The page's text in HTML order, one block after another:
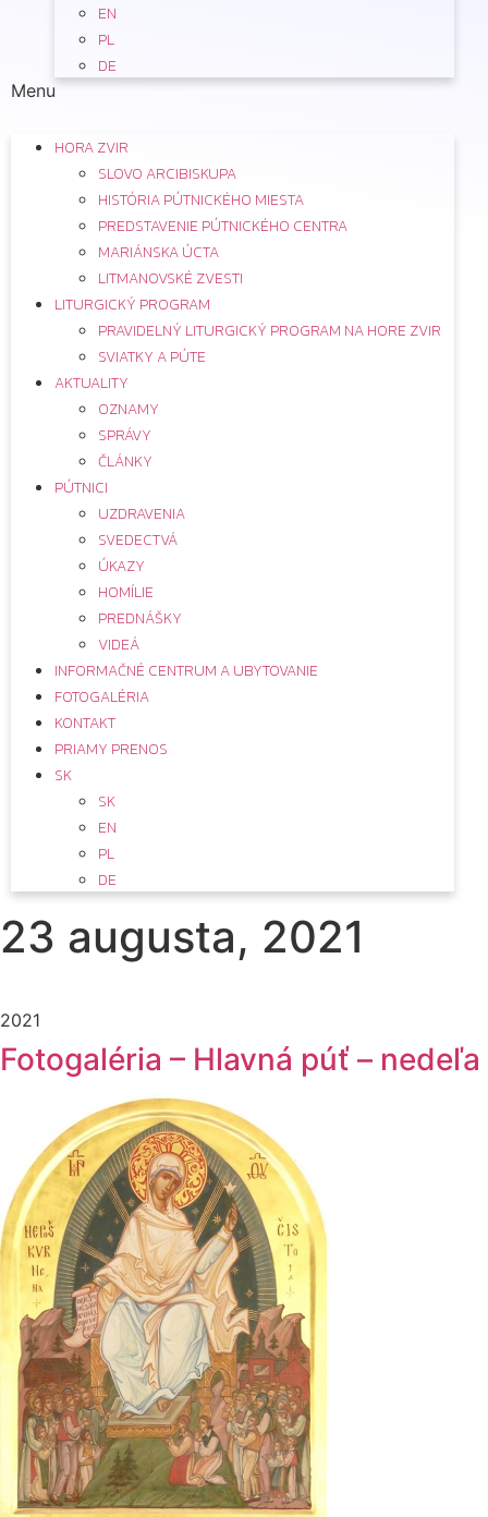
EN
PL
DE
Menu
HORA ZVIR
SLOVO ARCIBISKUPA
HISTÓRIA PÚTNICKÉHO MIESTA
PREDSTAVENIE PÚTNICKÉHO CENTRA
MARIÁNSKA ÚCTA
LITMANOVSKÉ ZVESTI
LITURGICKÝ PROGRAM
PRAVIDELNÝ LITURGICKÝ PROGRAM NA HORE ZVIR
SVIATKY A PÚTE
AKTUALITY
OZNAMY
SPRÁVY
ČLÁNKY
PÚTNICI
UZDRAVENIA
SVEDECTVÁ
ÚKAZY
HOMÍLIE
PREDNÁŠKY
VIDEÁ
INFORMAČNÉ CENTRUM A UBYTOVANIE
FOTOGALÉRIA
KONTAKT
PRIAMY PRENOS
SK
SK
EN
PL
DE
23 augusta, 2021
2021
Fotogaléria – Hlavná púť – nedeľa